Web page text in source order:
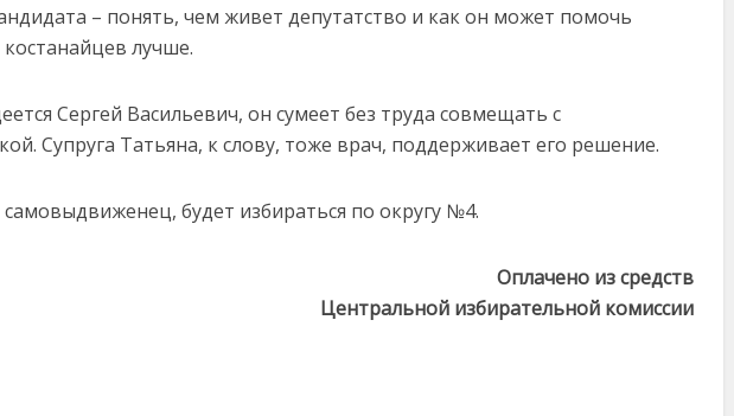
– понять, чем живет депутатство и как он может помочь
лучше.
Сергей Васильевич, он сумеет без труда совмещать с
Супруга Татьяна, к слову, тоже врач, поддерживает его решение.
будет избираться по округу №4.
Оплачено из средств
Центральной избирательной комиссии